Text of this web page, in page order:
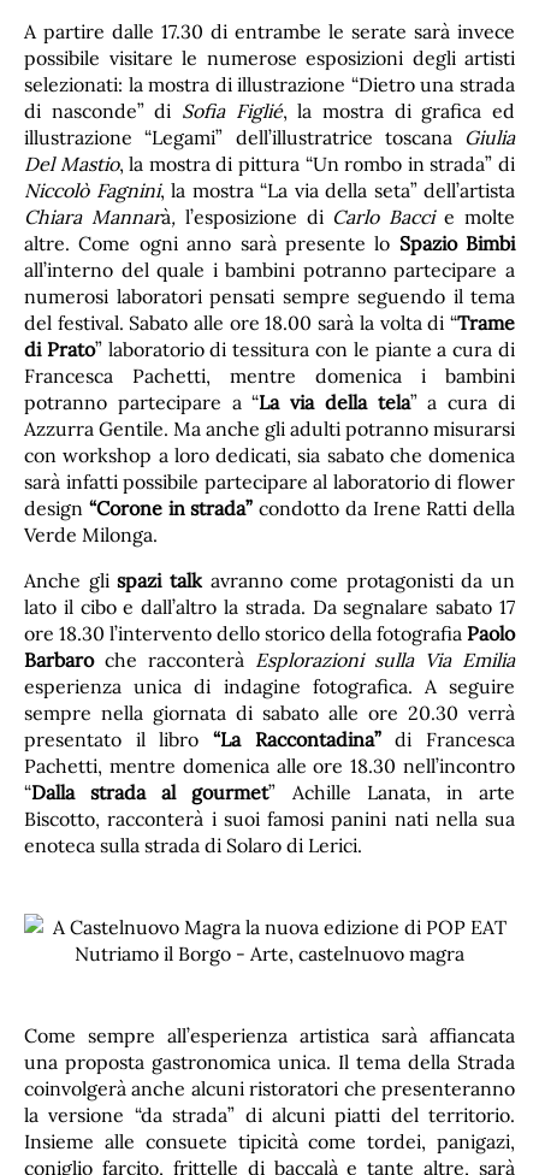
A partire dalle 17.30 di entrambe le serate sarà invece
possibile visitare le numerose esposizioni degli artisti
selezionati: la mostra di illustrazione “Dietro una strada
di nasconde” di Sofia Figlié, la mostra di grafica ed
illustrazione “Legami” dell’illustratrice toscana Giulia
Del Mastio, la mostra di pittura “Un rombo in strada” di
Niccolò Fagnini, la mostra “La via della seta” dell’artista
Chiara Mannarà, l’esposizione diCarlo Baccie molte
altre. Come ogni anno sarà presente lo Spazio Bimbi
all’interno del quale i bambini potranno partecipare a
numerosi laboratori pensati sempre seguendo il tema
del festival. Sabato alle ore 18.00 sarà la volta di “Trame
di Prato” laboratorio di tessitura con le piante a cura di
Francesca Pachetti, mentre domenica i bambini
potranno partecipare a “La via della tela” a cura di
Azzurra Gentile. Ma anche gli adulti potranno misurarsi
con workshop a loro dedicati, sia sabato che domenica
sarà infatti possibile partecipare al laboratorio di flower
design “Corone in strada” condotto da Irene Ratti della
Verde Milonga.
Anche glispazi talkavranno come protagonisti da un
lato il cibo e dall’altro la strada. Da segnalare sabato 17
ore 18.30 l’intervento dello storico della fotografia Paolo
Barbaroche racconterà Esplorazioni sulla Via Emilia
esperienza unica di indagine fotografica. A seguire
sempre nella giornata di sabato alle ore 20.30 verrà
presentato il libro “La Raccontadina”di Francesca
Pachetti, mentre domenica alle ore 18.30 nell’incontro
“Dalla strada al gourmet” Achille Lanata, in arte
Biscotto, racconterà i suoi famosi panini nati nella sua
enoteca sulla strada di Solaro di Lerici.
Come sempre all’esperienza artistica sarà affiancata
una proposta gastronomica unica. Il tema della Strada
coinvolgerà anche alcuni ristoratori che presenteranno
la versione “da strada” di alcuni piatti del territorio.
Insieme alle consuete tipicità come tordei, panigazi,
coniglio farcito, frittelle di baccalà e tante altre, sarà